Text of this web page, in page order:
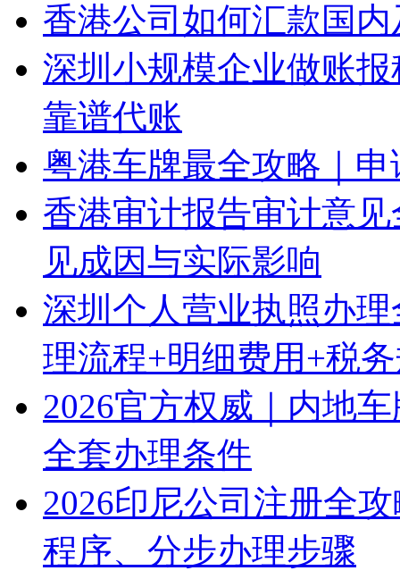
香港公司如何汇款国
深圳小规模企业做账
靠谱代账
粤港车牌最全攻略｜
香港审计报告审计意
见成因与实际影响
深圳个人营业执照办
理流程+明细费用+税
2026官方权威｜内地
全套办理条件
2026印尼公司注册全
程序、分步办理步骤